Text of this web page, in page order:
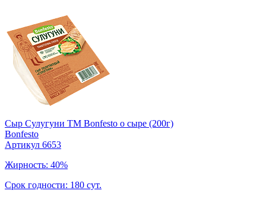
Сыр Сулугуни ТМ Bonfesto о сыре (200г)
Bonfesto
Артикул 6653
Жирность: 40%
Срок годности: 180 сут.